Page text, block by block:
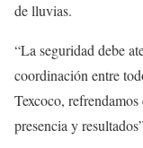
de lluvias.
“La seguridad debe
coordinación entre
Texcoco,
presencia y